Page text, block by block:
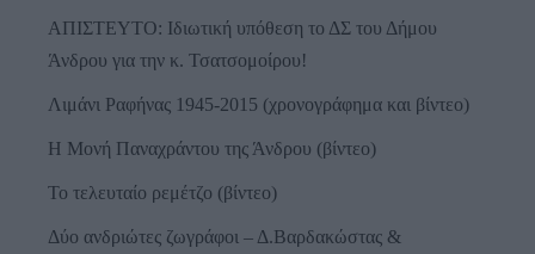
ΑΠΙΣΤΕΥΤΟ: Ιδιωτική υπόθεση το ΔΣ του Δήμου
Άνδρου για την κ. Τσατσομοίρου!
Λιμάνι Ραφήνας 1945-2015 (χρονογράφημα και βίντεο)
Η Μονή Παναχράντου της Άνδρου (βίντεο)
Το τελευταίο ρεμέτζο (βίντεο)
Δύο ανδριώτες ζωγράφοι – Δ.Βαρδακώστας &